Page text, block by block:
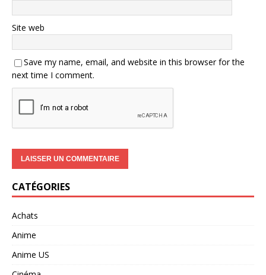
Site web
Save my name, email, and website in this browser for the
next time I comment.
CATÉGORIES
Achats
Anime
Anime US